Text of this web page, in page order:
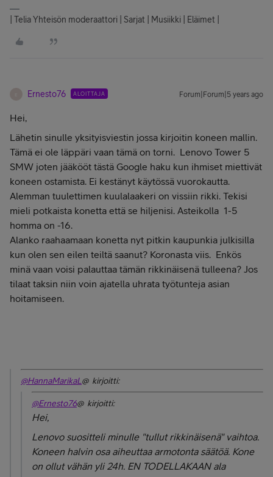
| Telia Yhteisön moderaattori | Sarjat | Musiikki | Eläimet |
Ernesto76 ALOITTAJA Forum|Forum|5 years ago
Hei,
Lähetin sinulle yksityisviestin jossa kirjoitin koneen mallin.
Tämä ei ole läppäri vaan tämä on torni. Lenovo Tower 5
SMW joten jääkööt tästä Google haku kun ihmiset miettivät
koneen ostamista. Ei kestänyt käytössä vuorokautta.
Alemman tuulettimen kuulalaakeri on vissiin rikki. Tekisi
mieli potkaista konetta että se hiljenisi. Asteikolla 1-5
homma on -16.
Alanko raahaamaan konetta nyt pitkin kaupunkia julkisilla
kun olen sen eilen teiltä saanut? Koronasta viis. Enkös
minä vaan voisi palauttaa tämän rikkinäisenä tulleena? Jos
tilaat taksin niin voin ajatella uhrata työtunteja asian
hoitamiseen.
@HannaMarikaL @ kirjoitti:
@Ernesto76@ kirjoitti:
Hei,
Lenovo suositteli minulle "tullut rikkinäisenä" vaihtoa.
Koneen halvin osa aiheuttaa armotonta säätöä. Kone
on ollut vähän yli 24h. EN TODELLAKAAN ala